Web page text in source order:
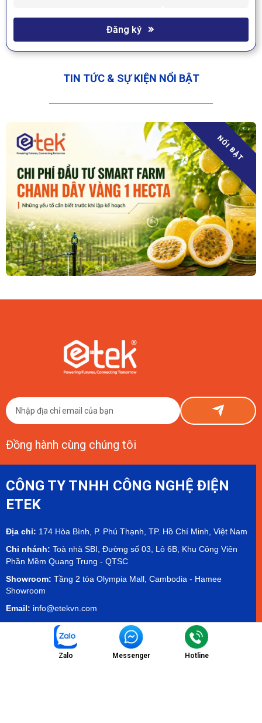
Đăng ký
TIN TỨC & SỰ KIỆN NỔI BẬT
NỔI BẬT
Đầu tư Smart Farm chanh dây vàng 1 hecta tốn khoảng 150–800 triệu
đồng phần công nghệ, cộng thêm chi phí nông nghiệp cơ bản. ETEK chia
sẻ thật, có số liệu cụ thể.
CÔNG TY TNHH CÔNG NGHỆ ĐIỆN
ETEK
Địa chỉ: 174 Hòa Bình, P. Phú Thạnh, TP. Hồ Chí Minh, Việt Nam
Chi nhánh: Toà nhà SBI, Đường số 03, Lô 6B, Khu Công Viên
Phần Mềm Quang Trung - QTSC
Showroom: Tầng 2 tòa Olympia Mall, Cambodia - Hamee
Showroom
Email: info@etekvn.com
Hotline/Zalo:(+84) 975 732 673 - (+84) 971 904 499
ETEK Electrical Technology Co.,Ltd
Đồng hành cùng chúng tôi
Zalo Messenger Hotline